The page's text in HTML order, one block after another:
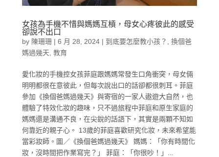
女孩為手機不惜與媽媽互槓，母女心疼彼此的感受
卻說不出口
by 陳珊珊| 6 月 28, 2024| 到底要怎麼教小孩？
換個爸
媽過幾天 教育
愛化妝的手機控女孩菲庭跟媽媽常發生口角衝突，母女倆
明明都很在意彼此，但每次說出口的話卻都很刺耳。菲庭
參加《換個爸媽過幾天》與寄宿的一家人遨遊大自然，也
體驗了特效化妝的趣味，只不過旅程中菲庭和原生家庭的
媽媽還是溝通不良，在尖銳的話語下，其實是兩顆不知如
何靠近的親子心。 13歲的菲庭喜歡研究化妝，未來希望能
當彩妝師。圖／《換個爸媽過幾天》 媽媽：「你有時間化
妝，沒時間把作業寫完？」 菲庭：「你很吵！」...